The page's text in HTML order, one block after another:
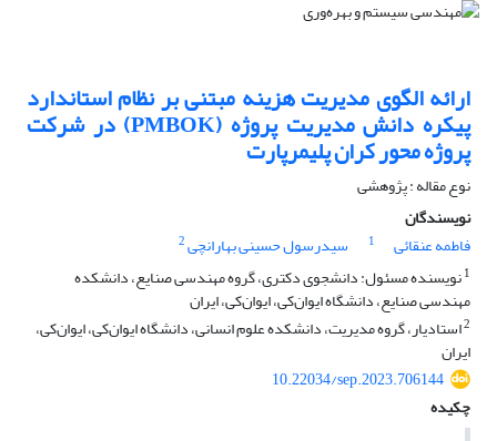
ارائه الگوی‌ مدیریت‌ هزینه‌ مبتنی‌ بر نظام‌ استاندارد
پیکره‌ دانش‌ مدیریت‌ پروژه (PMBOK) در شرکت‌
پروژه محور کران پلیمرپارت
نوع مقاله : پژوهشی
نویسندگان
فاطمه عنقائی
1 سیدرسول حسینی بهارانچی2
1نویسنده مسئول: دانشجوی دکتری، گروه مهندسی صنایع، دانشکده
مهندسی صنایع، دانشگاه ایوان‌کی، ایوان‌کی، ایران
2استادیار، گروه مدیریت، دانشکده علوم انسانی، دانشگاه ایوان‌کی، ایوان‌کی،
ایران
10.22034/sep.2023.706144
چکیده